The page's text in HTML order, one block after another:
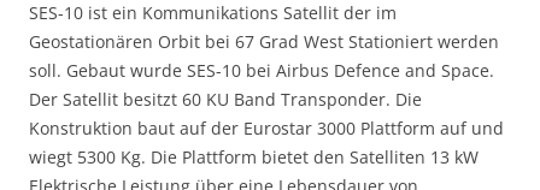
SES-10 ist ein Kommunikations Satellit der im
Geostationären Orbit bei 67 Grad West Stationiert werden
soll. Gebaut wurde SES-10 bei Airbus Defence and Space.
Der Satellit besitzt 60 KU Band Transponder. Die
Konstruktion baut auf der Eurostar 3000 Plattform auf und
wiegt 5300 Kg. Die Plattform bietet den Satelliten 13 kW